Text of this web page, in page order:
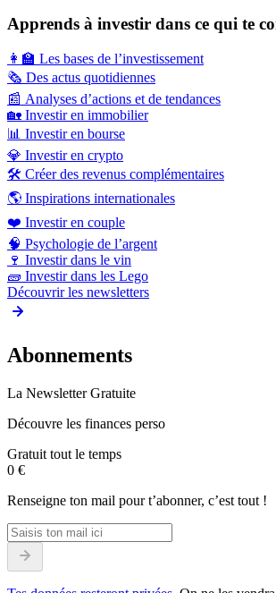
Apprends à investir dans ce qui te
👩‍🏫 Les bases de l’investissement
🗞️ Des actus quotidiennes
📰 Analyses d’actions et de tendances
🏡 Investir en immobilier
📊 Investir en bourse
💎 Investir en crypto
🛠️ Créer des revenus complémentaires
🌎 Inspirations internationales
❤️ Investir en couple
🧠 Psychologie de l’argent
🍷 Investir dans le vin
🧱 Investir dans les Lego
Découvrir les newsletters
Abonnements
La Newsletter Gratuite
Découvre les finances perso
Gratuit tout le temps
0 €
Renseigne ton mail pour t’abonner, c’est tout !